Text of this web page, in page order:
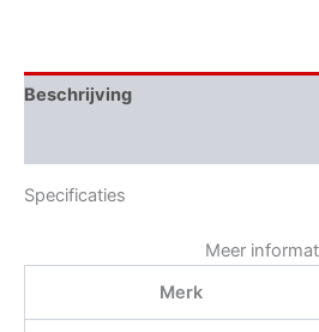
Beschrijving
Specificaties
Meer
Merk